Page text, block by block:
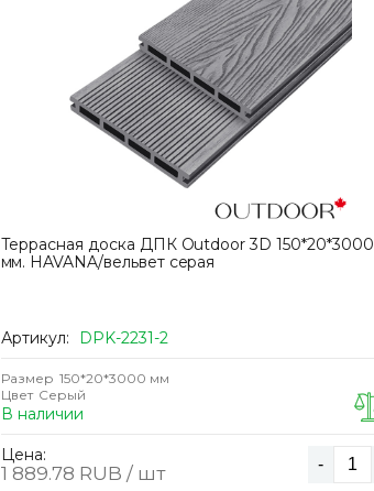
Террасная доска ДПК Outdoor 3D 150*20*3000
мм. HAVANA/вельвет серая
Артикул: DPK-2231-2
Размер 150*20*3000 мм
Цвет Серый
В наличии
Цена:
1 889.78 RUB / шт -